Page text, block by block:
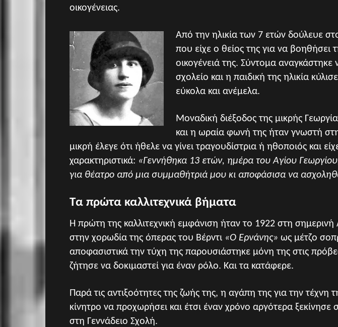
οικογένειας.
Από την ηλικία των 7 ετών δούλευε
που είχε ο θείος της για να βοηθήσει
οικογένειά της. Σύντομα αναγκάστηκε
σχολείο και η παιδική της ηλικία
εύκολα και ανέμελα.
Μοναδική διέξοδος της μικρής
και η ωραία φωνή της ήταν γνωστή
μικρή έλεγε ότι ήθελε να γίνει τραγουδίστρια ή ηθοποιός και
χαρακτηριστικά: «Γεννήθηκα 13 ετών, ημέρα του Αγίου
για θέατρο από μια συμμαθήτριά μου κι αποφάσισα να
Τα πρώτα καλλιτεχνικά βήματα
Η πρώτη της καλλιτεχνική εμφάνιση ήταν το 1922 στη σημερινή
στην χορωδία της όπερας του Βέρντι «Ο Ερνάνης» ως μέτζο
αποφασιστικά την τύχη της παρουσιάστηκε μόνη της στις
ζήτησε να δοκιμαστεί για έναν ρόλο. Και τα κατάφερε.
Παρά τις αντιξοότητες της ζωής της, η αγάπη της για την τέχνη
κίνητρο να προχωρήσει και έτσι έναν χρόνο αργότερα ξεκίνησε
στη Γεννάδειο Σχολή.